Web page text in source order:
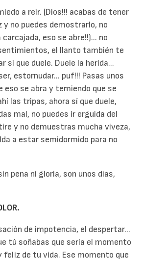
a reír. (Dios!!! acabas de tener
y no puedes demostrarlo, no
eso se abre!!)... no
el llanto también te
sí que duele. Duele la herida...
estornudar... puf!!! Pasas unos
eso se abra y temiendo que se
las tripas, ahora sí que duele,
mal, no puedes ir erguida del
y no demuestras mucha viveza,
a estar semidormido para no
pena ni gloria, son unos días,
de impotencia, el despertar...
tú soñabas que sería el momento
de tu vida. Ese momento que